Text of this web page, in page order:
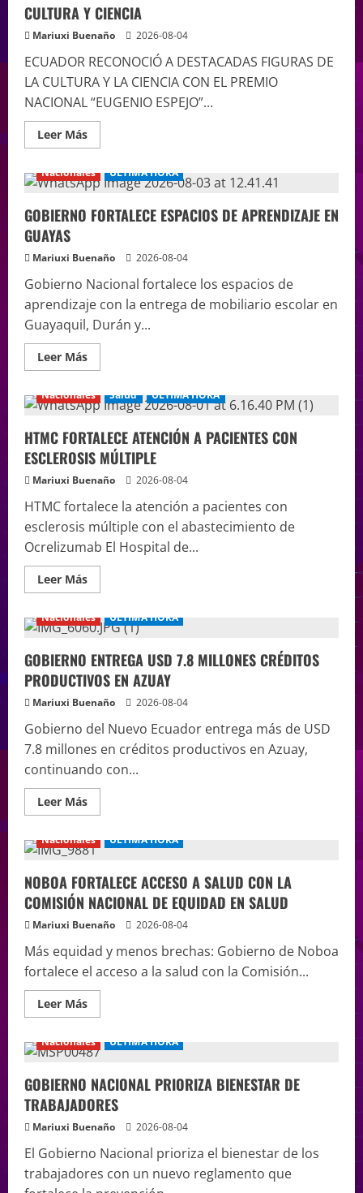
CULTURA Y CIENCIA
Mariuxi Buenaño 2026-08-04
ECUADOR RECONOCIÓ A DESTACADAS FIGURAS DE
LA CULTURA Y LA CIENCIA CON EL PREMIO
NACIONAL “EUGENIO ESPEJO”...
Leer Más
Nacionales ÚLTIMA HORA
GOBIERNO FORTALECE ESPACIOS DE APRENDIZAJE EN
GUAYAS
Mariuxi Buenaño 2026-08-04
Gobierno Nacional fortalece los espacios de
aprendizaje con la entrega de mobiliario escolar en
Guayaquil, Durán y...
Leer Más
Nacionales Salud ÚLTIMA HORA
HTMC FORTALECE ATENCIÓN A PACIENTES CON
ESCLEROSIS MÚLTIPLE
Mariuxi Buenaño 2026-08-04
HTMC fortalece la atención a pacientes con
esclerosis múltiple con el abastecimiento de
Ocrelizumab El Hospital de...
Leer Más
Nacionales ÚLTIMA HORA
GOBIERNO ENTREGA USD 7.8 MILLONES CRÉDITOS
PRODUCTIVOS EN AZUAY
Mariuxi Buenaño 2026-08-04
Gobierno del Nuevo Ecuador entrega más de USD
7.8 millones en créditos productivos en Azuay,
continuando con...
Leer Más
Nacionales ÚLTIMA HORA
NOBOA FORTALECE ACCESO A SALUD CON LA
COMISIÓN NACIONAL DE EQUIDAD EN SALUD
Mariuxi Buenaño 2026-08-04
Más equidad y menos brechas: Gobierno de Noboa
fortalece el acceso a la salud con la Comisión...
Leer Más
Nacionales ÚLTIMA HORA
GOBIERNO NACIONAL PRIORIZA BIENESTAR DE
TRABAJADORES
Mariuxi Buenaño 2026-08-04
El Gobierno Nacional prioriza el bienestar de los
trabajadores con un nuevo reglamento que